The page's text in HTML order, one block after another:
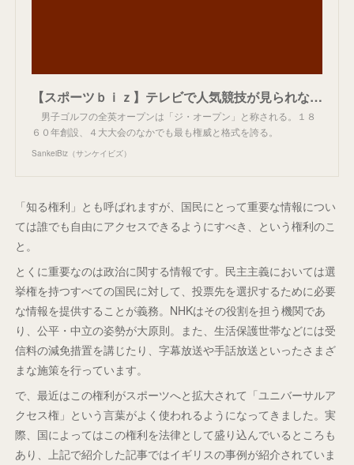
【スポーツｂｉｚ】テレビで人気競技が見られない！？
男子ゴルフの全英オープンは「ジ・オープン」と称される。１８
６０年創設、４大大会のなかでも最も権威と格式を誇る。
SankeiBiz（サンケイビズ）
「知る権利」とも呼ばれますが、国民にとって重要な情報につい
ては誰でも自由にアクセスできるようにすべき、という権利のこ
と。
とくに重要なのは政治に関する情報です。民主主義においては選
挙権を持つすべての国民に対して、投票先を選択するために必要
な情報を提供することが義務。NHKはその役割を担う機関であ
り、公平・中立の姿勢が大原則。また、生活保護世帯などには受
信料の減免措置を講じたり、字幕放送や手話放送といったさまざ
まな施策を行っています。
で、最近はこの権利がスポーツへと拡大されて「ユニバーサルア
クセス権」という言葉がよく使われるようになってきました。実
際、国によってはこの権利を法律として盛り込んでいるところも
あり、上記で紹介した記事ではイギリスの事例が紹介されていま